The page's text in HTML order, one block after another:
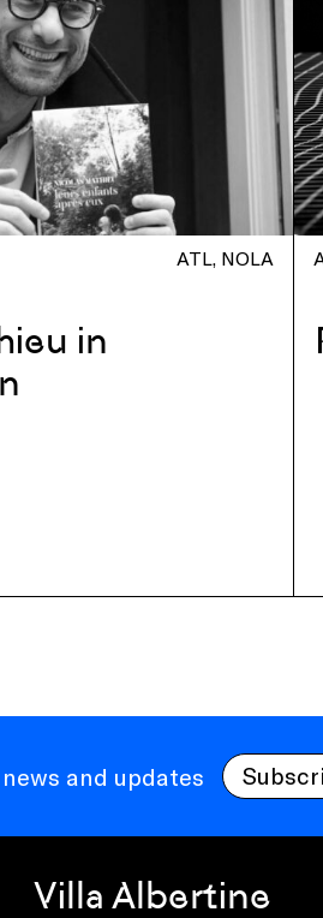
ATL NOLA
in
and updates
Villa Albertine